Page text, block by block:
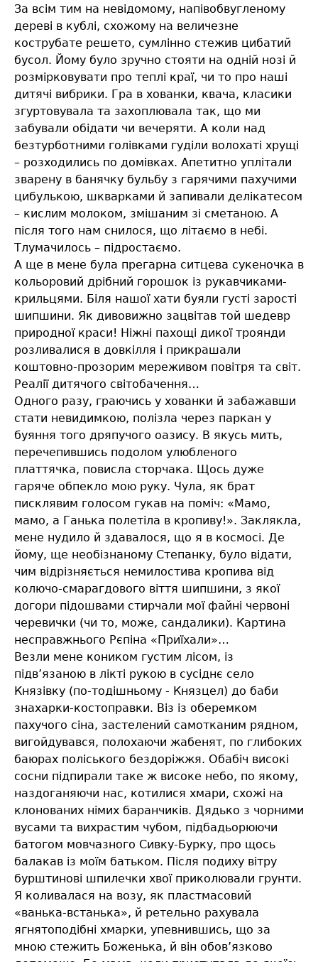
За всім тим на невідомому, напівобвугленому
дереві в кублі, схожому на величезне
кострубате решето, сумлінно стежив цибатий
бусол. Йому було зручно стояти на одній нозі й
розмірковувати про теплі краї, чи то про наші
дитячі вибрики. Гра в хованки, квача, класики
згуртовувала та захоплювала так, що ми
забували обідати чи вечеряти. А коли над
безтурботними голівками гуділи волохаті хрущі
– розходились по домівках. Апетитно уплітали
зварену в банячку бульбу з гарячими пахучими
цибулькою, шкварками й запивали делікатесом
– кислим молоком, змішаним зі сметаною. А
після того нам снилося, що літаємо в небі.
Тлумачилось – підростаємо.
А ще в мене була прегарна ситцева сукеночка в
кольоровий дрібний горошок із рукавчиками-
крильцями. Біля нашої хати буяли густі зарості
шипшини. Як дивовижно зацвітав той шедевр
природної краси! Ніжні пахощі дикої троянди
розливалися в довкілля і прикрашали
коштовно-прозорим мереживом повітря та світ.
Реалії дитячого світобачення…
Одного разу, граючись у хованки й забажавши
стати невидимкою, полізла через паркан у
буяння того дряпучого оазису. В якусь мить,
перечепившись подолом улюбленого
платтячка, повисла сторчака. Щось дуже
гаряче обпекло мою руку. Чула, як брат
писклявим голосом гукав на поміч: «Мамо,
мамо, а Ганька полетіла в кропиву!». Заклякла,
мене нудило й здавалося, що я в космосі. Де
йому, ще необізнаному Степанку, було відати,
чим відрізняється немилостива кропива від
колючо-смарагдового віття шипшини, з якої
догори підошвами стирчали мої файні червоні
черевички (чи то, може, сандалики). Картина
несправжнього Рєпіна «Приїхали»…
Везли мене коником густим лісом, із
підв’язаною в лікті рукою в сусіднє село
Князівку (по-тодішньому - Князцел) до баби
знахарки-костоправки. Віз із оберемком
пахучого сіна, застелений самотканим рядном,
вигойдувався, полохаючи жабенят, по глибоких
баюрах поліського бездоріжжя. Обабіч високі
сосни підпирали таке ж високе небо, по якому,
наздоганяючи нас, котилися хмари, схожі на
клонованих німих баранчиків. Дядько з чорними
вусами та вихрастим чубом, підбадьорюючи
батогом мовчазного Сивку-Бурку, про щось
балакав із моїм батьком. Після подиху вітру
бурштинові шпилечки хвої приколювали грунти.
Я коливалася на возу, як пластмасовий
«ванька-встанька», й ретельно рахувала
ягнятоподібні хмарки, упевнившись, що за
мною стежить Боженька, й він обов’язково